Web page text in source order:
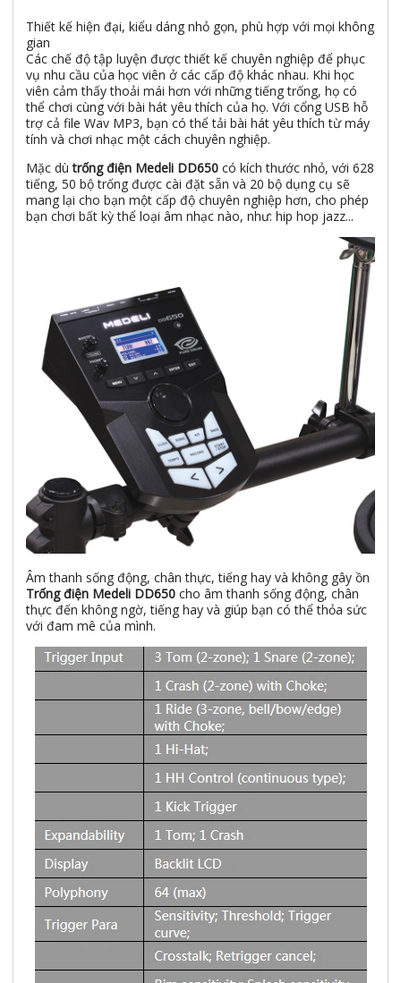
Thiết kế hiện đại, kiểu dáng nhỏ gọn, phù hợp với mọi không
gian
Các chế độ tập luyện được thiết kế chuyên nghiệp để phục
vụ nhu cầu của học viên ở các cấp độ khác nhau. Khi học
viên cảm thấy thoải mái hơn với những tiếng trống, họ có
thể chơi cùng với bài hát yêu thích của họ. Với cổng USB hỗ
trợ cả file Wav MP3, bạn có thể tải bài hát yêu thích từ máy
tính và chơi nhạc một cách chuyên nghiệp.
Mặc dùtrống điện Medeli DD650 có kích thước nhỏ, với 628
tiếng, 50 bộ trống được cài đặt sẵn và 20 bộ dụng cụ sẽ
mang lại cho bạn một cấp độ chuyên nghiệp hơn, cho phép
bạn chơi bất kỳ thể loại âm nhạc nào, như: hip hop jazz...
Âm thanh sống động, chân thực, tiếng hay và không gây ồn
Trống điện Medeli DD650 cho âm thanh sống động, chân
thực đến không ngờ, tiếng hay và giúp bạn có thể thỏa sức
với đam mê của mình.